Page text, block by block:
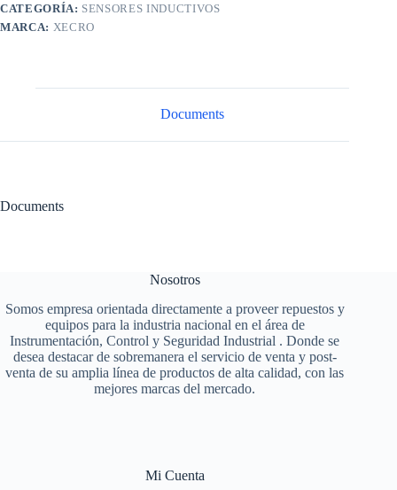
CATEGORÍA: SENSORES INDUCTIVOS
MARCA: XECRO
Documents
Documents
Nosotros
Somos empresa orientada directamente a proveer repuestos y
equipos para la industria nacional en el área de
Instrumentación, Control y Seguridad Industrial . Donde se
desea destacar de sobremanera el servicio de venta y post-
venta de su amplia línea de productos de alta calidad, con las
mejores marcas del mercado.
Mi Cuenta